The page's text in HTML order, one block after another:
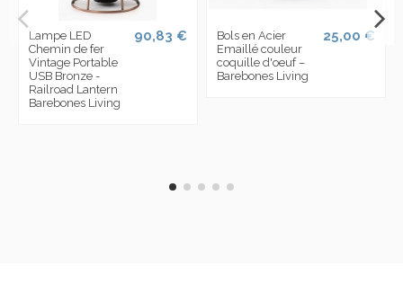
Lampe LED
Chemin de fer
Vintage Portable
USB Bronze -
Railroad Lantern
Barebones Living
90,83 €
Bols en Acier
Emaillé couleur
coquille d'oeuf –
Barebones Living
25,00 €